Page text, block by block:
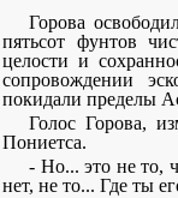
Горова
пятьсот фунтов
целости и
сопровождении
покидали пределы
Голос Горова,
Пониетса.
- Но... это не то,
нет, не то... Где ты